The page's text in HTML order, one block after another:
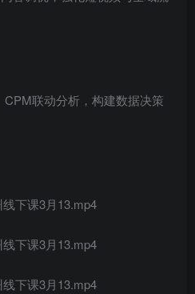
联动分析，构建数据决策
下课3月13.mp4
下课3月13.mp4
下课3月13.mp4